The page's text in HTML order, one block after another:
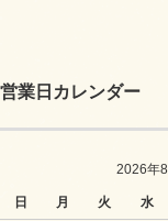
営業日カレンダー
2026年8
日 月 火 水